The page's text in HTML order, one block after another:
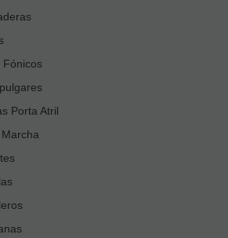
Fónicos
Porta Atril